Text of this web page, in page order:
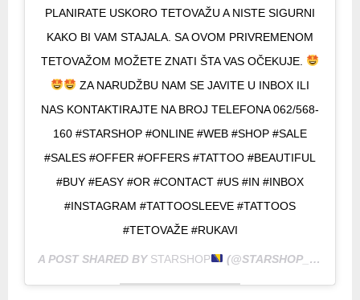
PLANIRATE USKORO TETOVAŽU A NISTE SIGURNI
KAKO BI VAM STAJALA. SA OVOM PRIVREMENOM
TETOVAŽOM MOŽETE ZNATI ŠTA VAS OČEKUJE.
ZA NARUDŽBU NAM SE JAVITE U INBOX ILI
NAS KONTAKTIRAJTE NA BROJ TELEFONA 062/568-
160 #STARSHOP #ONLINE #WEB #SHOP #SALE
#SALES #OFFER #OFFERS #TATTOO #BEAUTIFUL
#BUY #EASY #OR #CONTACT #US #IN #INBOX
#INSTAGRAM #TATTOOSLEEVE #TATTOOS
#TETOVAŽE #RUKAVI
A POST SHARED BY STARSHOP (@STARSHOP_BA) ON